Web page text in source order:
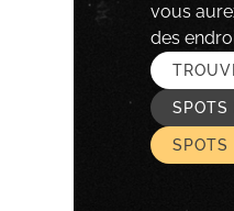
vous
des
SPOTS
SPOTS